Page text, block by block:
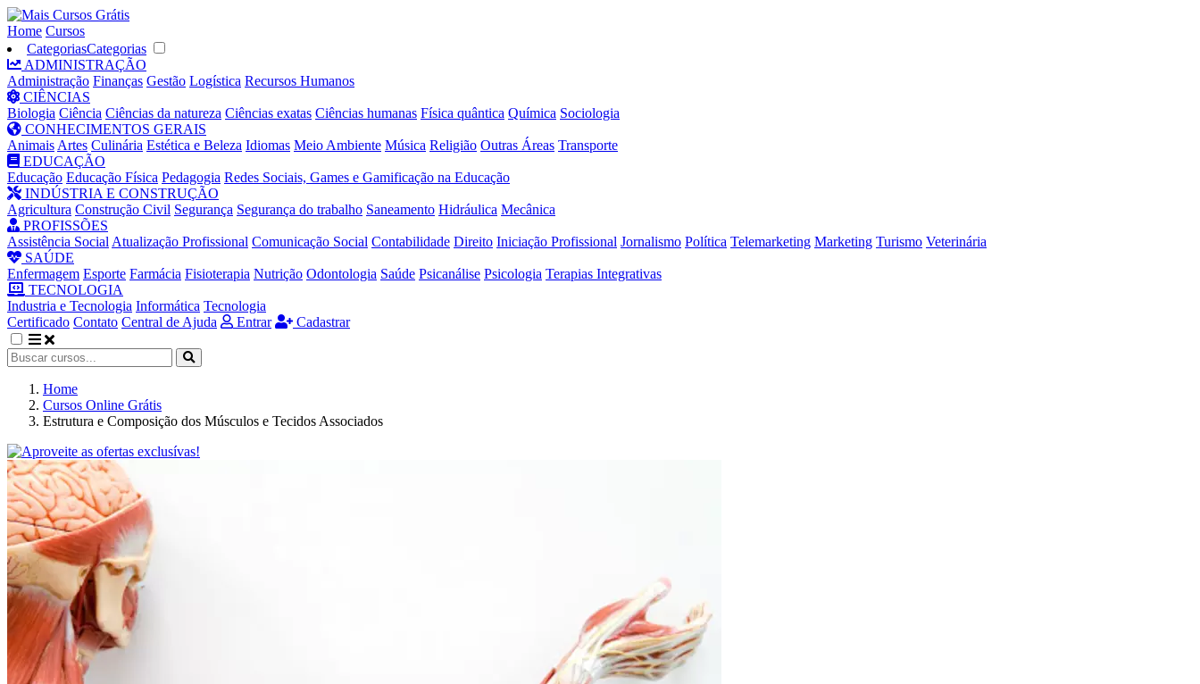
Home Cursos
CategoriasCategorias
ADMINISTRAÇÃO
Administração Finanças Gestão Logística Recursos Humanos
CIÊNCIAS
Biologia Ciência Ciências da natureza Ciências exatas Ciências humanas Física quântica Química Sociologia
CONHECIMENTOS GERAIS
Animais Artes Culinária Estética e Beleza Idiomas Meio Ambiente Música Religião Outras Áreas Transporte
EDUCAÇÃO
Educação Educação Física Pedagogia Redes Sociais, Games e Gamificação na Educação
INDÚSTRIA E CONSTRUÇÃO
Agricultura Construção Civil Segurança Segurança do trabalho Saneamento Hidráulica Mecânica
PROFISSÕES
Assistência Social Atualização Profissional Comunicação Social Contabilidade Direito Iniciação Profissional Jornalismo Política Telemarketing Marketing Turismo Veterinária
SAÚDE
Enfermagem Esporte Farmácia Fisioterapia Nutrição Odontologia Saúde Psicanálise Psicologia Terapias Integrativas
TECNOLOGIA
Industria e Tecnologia Informática Tecnologia
Certificado Contato Central de Ajuda Entrar Cadastrar
Home
Cursos Online Grátis
Estrutura e Composição dos Músculos e Tecidos Associados